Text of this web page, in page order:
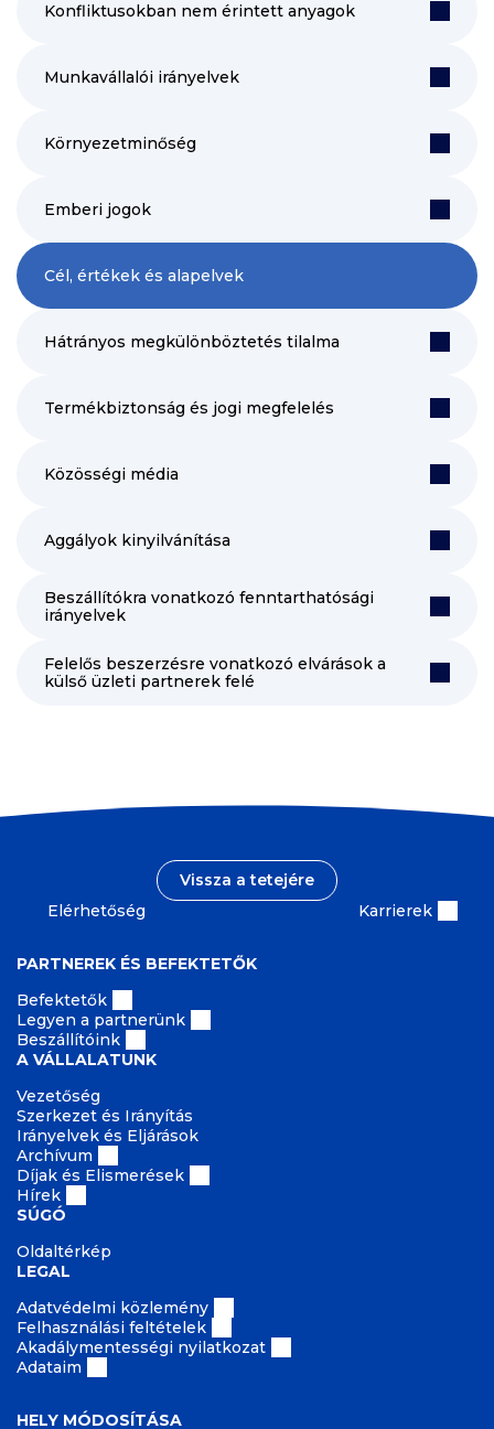
Konfliktusokban nem érintett anyagok
Munkavállalói irányelvek
Környezetminőség
Emberi jogok
Cél, értékek és alapelvek
Hátrányos megkülönböztetés tilalma
Termékbiztonság és jogi megfelelés
Közösségi média
Aggályok kinyilvánítása
Beszállítókra vonatkozó fenntarthatósági
irányelvek
Felelős beszerzésre vonatkozó elvárások a
külső üzleti partnerek felé
Vissza a tetejére
Elérhetőség
Karrierek
PARTNEREK ÉS BEFEKTETŐK
Befektetők
Legyen a partnerünk
Beszállítóink
A VÁLLALATUNK
Vezetőség
Szerkezet és Irányítás
Irányelvek és Eljárások
Archívum
Díjak és Elismerések
Hírek
SÚGÓ
Oldaltérkép
LEGAL
Adatvédelmi közlemény
Felhasználási feltételek
Akadálymentességi nyilatkozat
Adataim
HELY MÓDOSÍTÁSA